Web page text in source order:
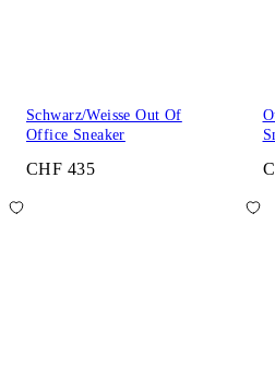
Schwarz/Weisse Out Of
Office Sneaker
CHF 435